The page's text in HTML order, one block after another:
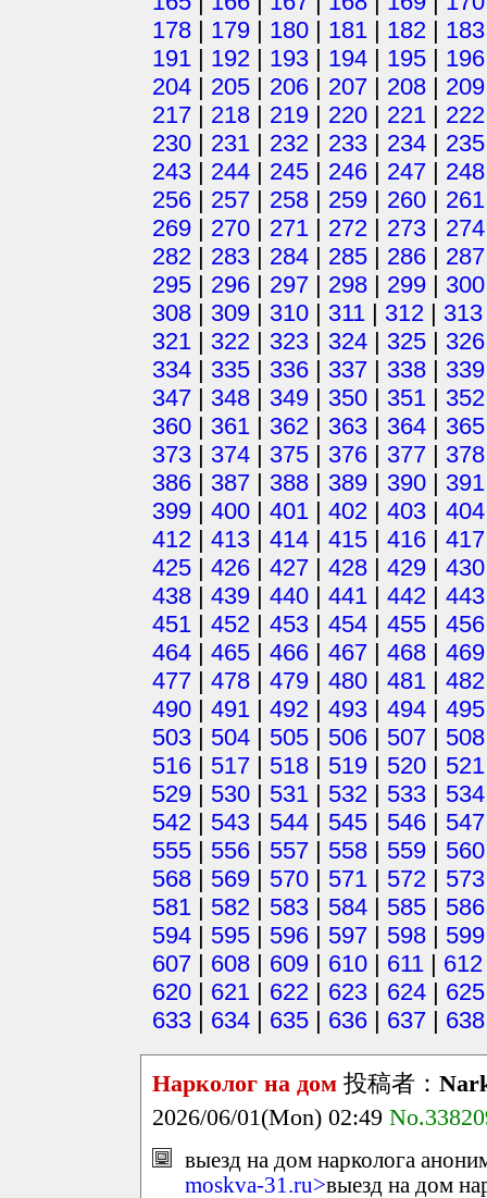
178 | 179 | 180 | 181 | 182 | 183
191 | 192 | 193 | 194 | 195 | 196
204 | 205 | 206 | 207 | 208 | 209
217 | 218 | 219 | 220 | 221 | 222
230 | 231 | 232 | 233 | 234 | 235
243 | 244 | 245 | 246 | 247 | 248
256 | 257 | 258 | 259 | 260 | 261
269 | 270 | 271 | 272 | 273 | 274
282 | 283 | 284 | 285 | 286 | 287
295 | 296 | 297 | 298 | 299 | 300
308 | 309 | 310 | 311 | 312 | 313
321 | 322 | 323 | 324 | 325 | 326
334 | 335 | 336 | 337 | 338 | 339
347 | 348 | 349 | 350 | 351 | 352
360 | 361 | 362 | 363 | 364 | 365
373 | 374 | 375 | 376 | 377 | 378
386 | 387 | 388 | 389 | 390 | 391
399 | 400 | 401 | 402 | 403 | 404
412 | 413 | 414 | 415 | 416 | 417
425 | 426 | 427 | 428 | 429 | 430
438 | 439 | 440 | 441 | 442 | 443
451 | 452 | 453 | 454 | 455 | 456
464 | 465 | 466 | 467 | 468 | 469
477 | 478 | 479 | 480 | 481 | 482
490 | 491 | 492 | 493 | 494 | 495
503 | 504 | 505 | 506 | 507 | 508
516 | 517 | 518 | 519 | 520 | 521
529 | 530 | 531 | 532 | 533 | 534
542 | 543 | 544 | 545 | 546 | 547
555 | 556 | 557 | 558 | 559 | 560
568 | 569 | 570 | 571 | 572 | 573
581 | 582 | 583 | 584 | 585 | 586
594 | 595 | 596 | 597 | 598 | 599
607 | 608 | 609 | 610 | 611 | 612
620 | 621 | 622 | 623 | 624 | 625
633 | 634 | 635 | 636 | 637 | 638
Нарколог на дом 投稿者：
2026/06/01(Mon) 02:49
выезд на дом нарколога
moskva-31.ru>выезд на дом